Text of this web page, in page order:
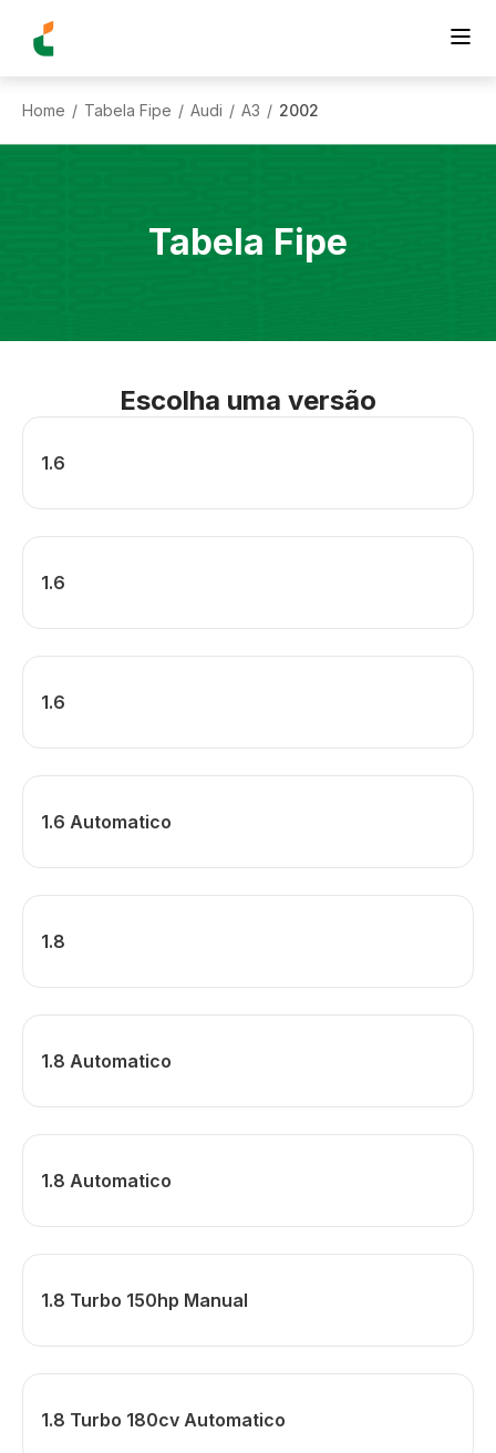
Home / Tabela Fipe / Audi / A3 / 2002
Tabela Fipe
Escolha uma versão
1.6
1.6
1.6
1.6 Automatico
1.8
1.8 Automatico
1.8 Automatico
1.8 Turbo 150hp Manual
1.8 Turbo 180cv Automatico